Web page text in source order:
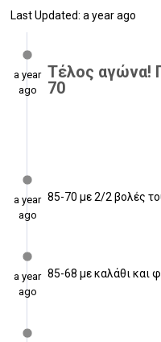
Last Updated: a year ago
a year
ago
Τέλος αγώνα!
70
a year
ago
85-70 με 2/2 βολές
a year
ago
85-68 με καλάθι και